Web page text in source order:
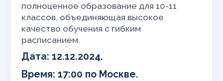
полноценное образование для 10-11
классов, объединяющая высокое
качество обучения с гибким
расписанием.
Дата:12.12.2024.
Время:17:00 по Москве.